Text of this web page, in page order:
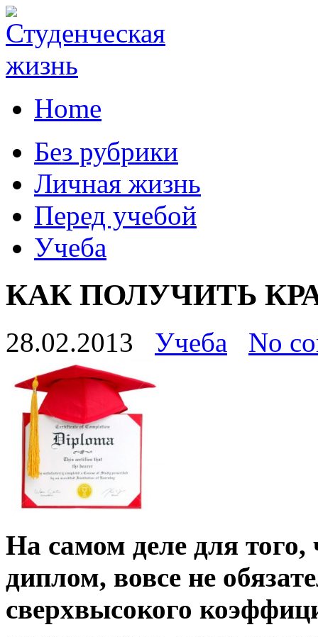
Home
Без рубрики
Личная жизнь
Перед учебой
Учеба
КАК ПОЛУЧИТЬ
28.02.2013 Учеба No
На самом деле для
диплом, вовсе не
сверхвысокого